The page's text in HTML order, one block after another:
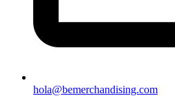
hola@bemerchandising.com